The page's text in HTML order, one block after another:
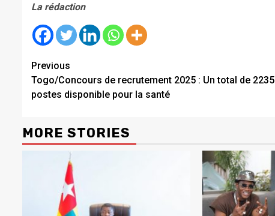
La rédaction
Continue
Reading
Previous
Togo/Concours de recrutement 2025 : Un total de 2235
postes disponible pour la santé
MORE STORIES